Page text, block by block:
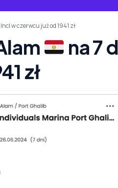
w czerwcu już od 1941 zł
na 7
zł